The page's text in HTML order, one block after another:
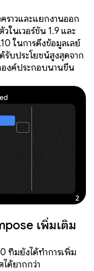
ราวและแยกงานออก
ในเวอร์ชัน 1.9 และ
ในการดึงข้อมูลเลย์
รับประโยชน์สูงสุดจาก
องค์ประกอบนานขึ้น
เพิ่มเติม
ทีมยังได้ทำการเพิ่ม
ด้ยากกว่า